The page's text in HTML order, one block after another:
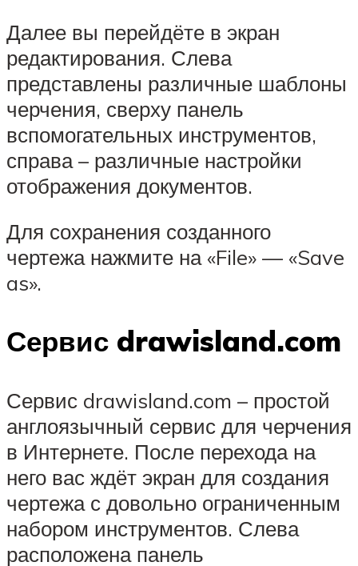
Далее вы перейдёте в экран
редактирования. Слева
представлены различные шаблоны
черчения, сверху панель
вспомогательных инструментов,
справа – различные настройки
отображения документов.
Для сохранения созданного
чертежа нажмите на «File» — «Save
as».
Сервис drawisland.com
Сервис drawisland.com – простой
англоязычный сервис для черчения
в Интернете. После перехода на
него вас ждёт экран для создания
чертежа с довольно ограниченным
набором инструментов. Слева
расположена панель